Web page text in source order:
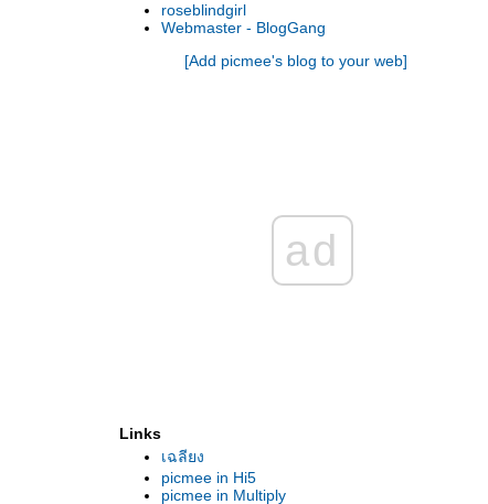
roseblindgirl
Webmaster - BlogGang
[Add picmee's blog to your web]
ad
Links
เฉลียง
picmee in Hi5
picmee in Multiply